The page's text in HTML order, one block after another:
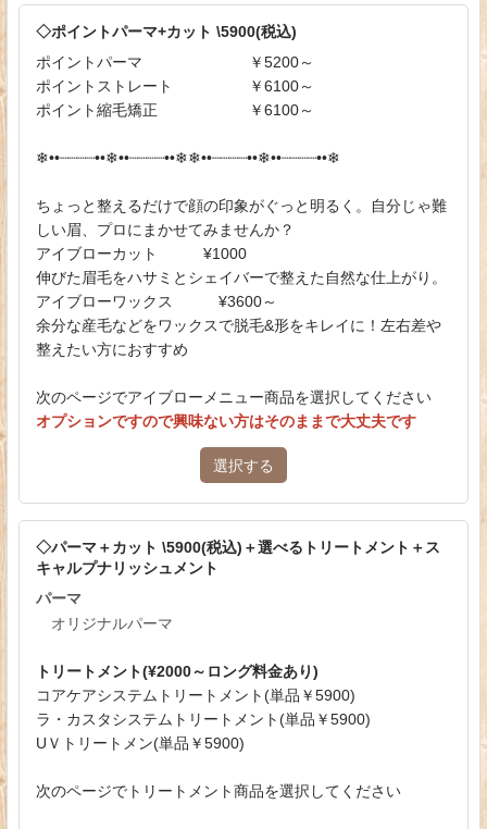
◇ポイントパーマ+カット \5900(税込)
ポイントパーマ ￥5200～
ポイントストレート ￥6100～
ポイント縮毛矯正 ￥6100～
❄︎••┈┈┈┈••❄︎••┈┈┈┈••❄︎❄︎••┈┈┈┈••❄︎••┈┈┈┈••❄︎
ちょっと整えるだけで顔の印象がぐっと明るく。自分じゃ難
しい眉、プロにまかせてみませんか？
アイブローカット ¥1000
伸びた眉毛をハサミとシェイバーで整えた自然な仕上がり。
アイブローワックス ¥3600～
余分な産毛などをワックスで脱毛&形をキレイに！左右差や
整えたい方におすすめ
次のページでアイブローメニュー商品を選択してください
オプションですので興味ない方はそのままで大丈夫です
選択する
◇パーマ＋カット \5900(税込)＋選べるトリートメント＋ス
キャルプナリッシュメント
パーマ
オリジナルパーマ
トリートメント(¥2000～ロング料金あり)
コアケアシステムトリートメント(単品￥5900)
ラ・カスタシステムトリートメント(単品￥5900)
UＶトリートメン(単品￥5900)
次のページでトリートメント商品を選択してください